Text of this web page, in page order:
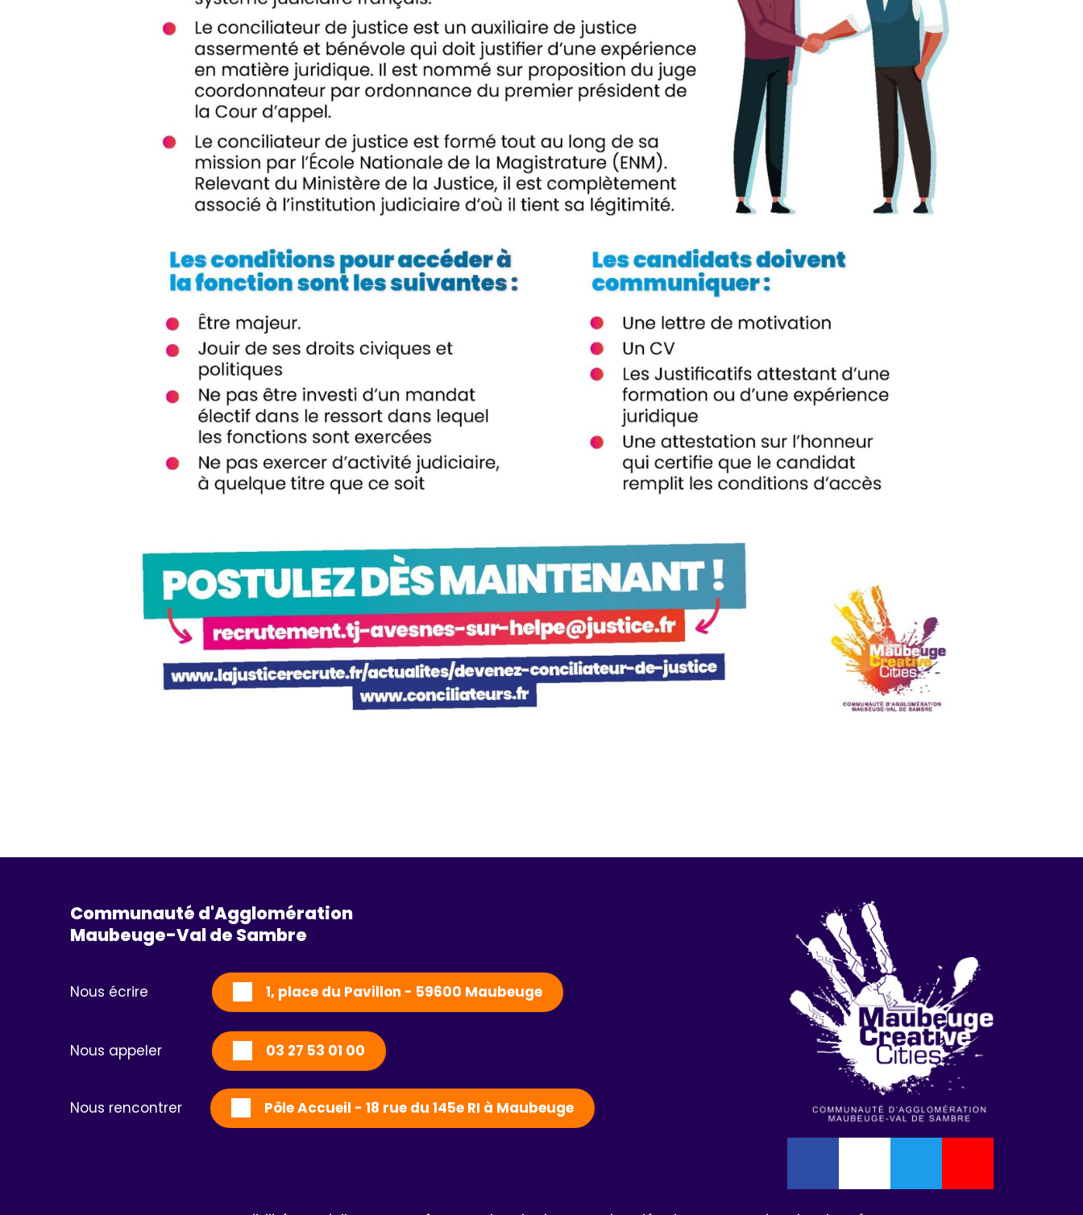
Communauté d'Agglomération
Maubeuge-Val de Sambre
Nous écrire 1, place du Pavillon - 59600 Maubeuge
Nous appeler 03 27 53 01 00
Nous rencontrer Pôle Accueil - 18 rue du 145e RI à Maubeuge